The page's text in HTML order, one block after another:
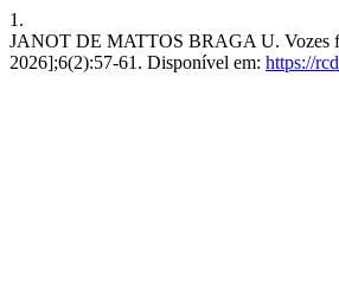
1.
JANOT DE MATTOS BRAGA U. Vozes
2026];6(2):57-61. Disponível em: https://